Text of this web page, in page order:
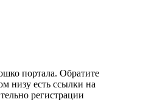
портала. Обратите
низу есть ссылки на
регистрации